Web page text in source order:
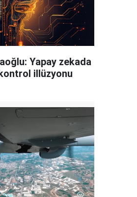
Yapay zekada
illüzyonu